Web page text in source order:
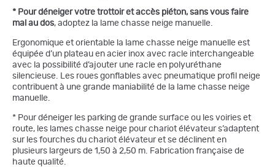
* Pour déneiger votre trottoir et accès piéton, sans vous faire
mal au dos, adoptez la lame chasse neige manuelle.
Ergonomique et orientable la lame chasse neige manuelle est
équipée d’un plateau en acier inox avec racle interchangeable
avec la possibilité d’ajouter une racle en polyuréthane
silencieuse. Les roues gonflables avec pneumatique profil neige
contribuent à une grande maniabilité de la lame chasse neige
manuelle.
* Pour déneiger les parking de grande surface ou les voiries et
route, les lames chasse neige pour chariot élévateur s’adaptent
sur les fourches du chariot élévateur et se déclinent en
plusieurs largeurs de 1,50 à 2,50 m. Fabrication française de
haute qualité.